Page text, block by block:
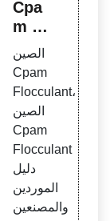
Cpa
m Fl
occu
lant،
الشرك
ات ال
مصنع
ة Cp
am F
locc
ulant
الصين
Cpam
Flocculant،
الصين
Cpam
Flocculant
دليل
الموردين
والمصنعين